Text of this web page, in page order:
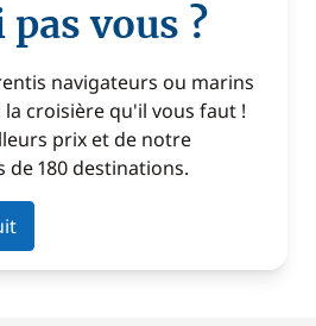
vous ?
navigateurs ou marins
croisière qu'il vous faut !
prix et de notre
de 180 destinations.